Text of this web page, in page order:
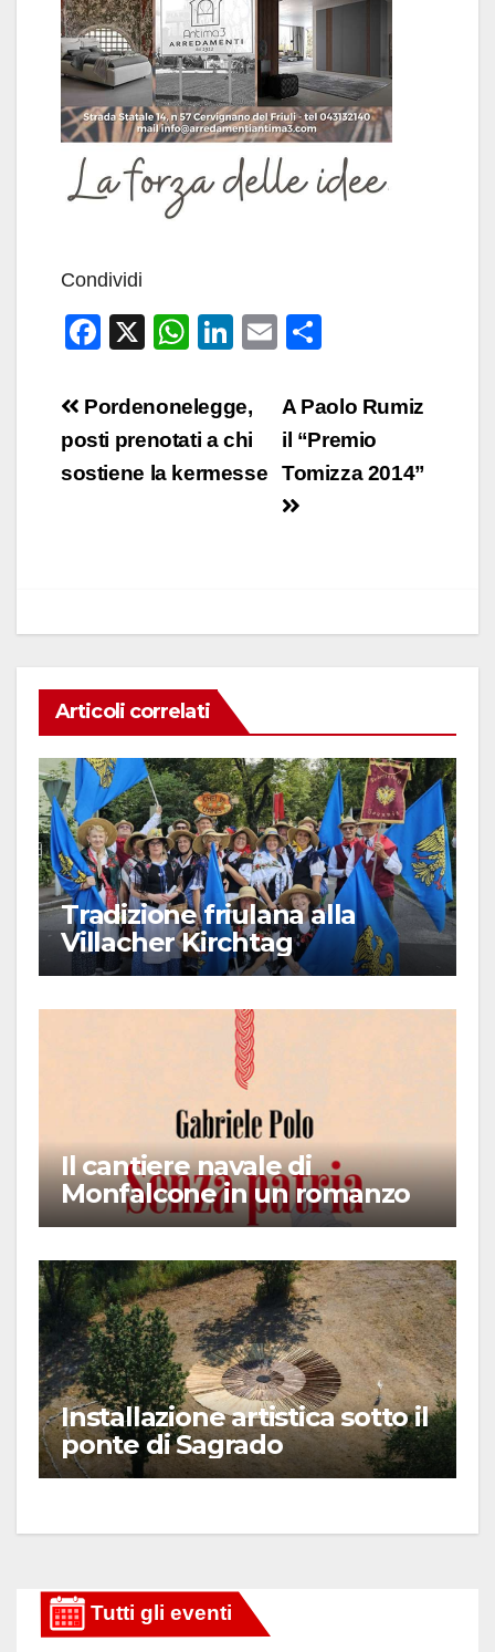
Condividi
F
c
e
b
X
W
at
s
A
Li
k
e
dI
E
ail n
di
vi
Navigazione
articoli
A Paolo Rumiz
il “Premio
Tomizza 2014”
Pordenonelegge,
posti prenotati a chi
sostiene la kermesse
Articoli correlati
Tradizione friulana alla
Villacher Kirchtag
Il cantiere navale di
Monfalcone in un romanzo
Installazione artistica sotto il
ponte di Sagrado